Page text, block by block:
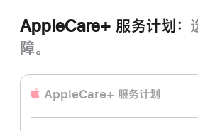
AppleCare+ 服务计划：
障。
AppleCare+ 服务计划